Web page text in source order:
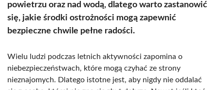
powietrzu oraz nad wodą, dlatego warto zastanowić
się, jakie środki ostrożności mogą zapewnić
bezpieczne chwile pełne radości.
Wielu ludzi podczas letnich aktywności zapomina o
niebezpieczeństwach, które mogą czyhać ze strony
nieznajomych. Dlatego istotne jest, aby nigdy nie oddalać